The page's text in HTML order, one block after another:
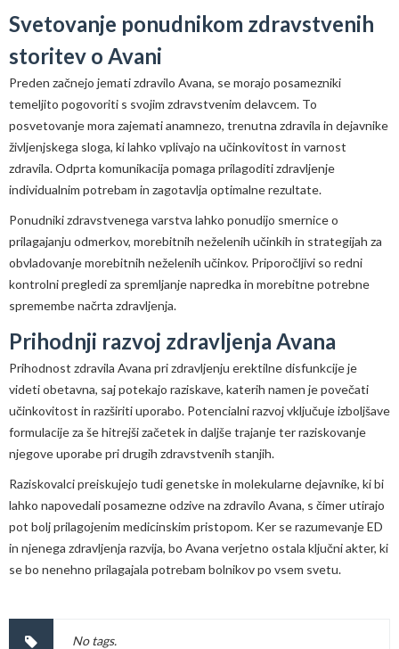
Svetovanje ponudnikom zdravstvenih
storitev o Avani
Preden začnejo jemati zdravilo Avana, se morajo posamezniki
temeljito pogovoriti s svojim zdravstvenim delavcem. To
posvetovanje mora zajemati anamnezo, trenutna zdravila in dejavnike
življenjskega sloga, ki lahko vplivajo na učinkovitost in varnost
zdravila. Odprta komunikacija pomaga prilagoditi zdravljenje
individualnim potrebam in zagotavlja optimalne rezultate.
Ponudniki zdravstvenega varstva lahko ponudijo smernice o
prilagajanju odmerkov, morebitnih neželenih učinkih in strategijah za
obvladovanje morebitnih neželenih učinkov. Priporočljivi so redni
kontrolni pregledi za spremljanje napredka in morebitne potrebne
spremembe načrta zdravljenja.
Prihodnji razvoj zdravljenja Avana
Prihodnost zdravila Avana pri zdravljenju erektilne disfunkcije je
videti obetavna, saj potekajo raziskave, katerih namen je povečati
učinkovitost in razširiti uporabo. Potencialni razvoj vključuje izboljšave
formulacije za še hitrejši začetek in daljše trajanje ter raziskovanje
njegove uporabe pri drugih zdravstvenih stanjih.
Raziskovalci preiskujejo tudi genetske in molekularne dejavnike, ki bi
lahko napovedali posamezne odzive na zdravilo Avana, s čimer utirajo
pot bolj prilagojenim medicinskim pristopom. Ker se razumevanje ED
in njenega zdravljenja razvija, bo Avana verjetno ostala ključni akter, ki
se bo nenehno prilagajala potrebam bolnikov po vsem svetu.
No tags.